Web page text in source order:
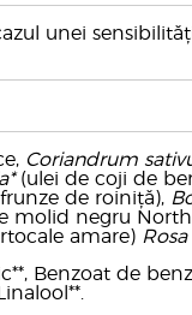
unei
Coriandrum
(ulei de coji de
de roiniță),
molid negru
amare)
Benzoat de